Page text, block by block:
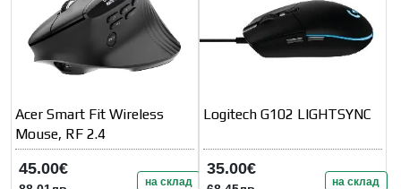
Acer Smart Fit Wireless
Mouse, RF 2.4
45.00€
на склад
Logitech G102 LIGHTSYNC
35.00€
на склад